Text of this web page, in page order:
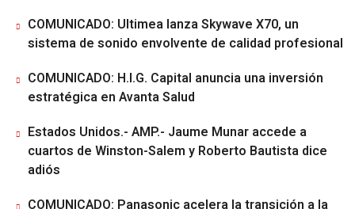
COMUNICADO: Ultimea lanza Skywave X70, un
sistema de sonido envolvente de calidad profesional
COMUNICADO: H.I.G. Capital anuncia una inversión
estratégica en Avanta Salud
Estados Unidos.- AMP.- Jaume Munar accede a
cuartos de Winston-Salem y Roberto Bautista dice
adiós
COMUNICADO: Panasonic acelera la transición a la